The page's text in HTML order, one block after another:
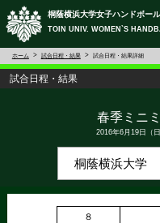
桐蔭横浜大学女子ハンドボー
TOIN UNIV. WOMEN`S
ホーム 試合日程・結果 試合日程・結果詳細
試合日程・結果
春季ミニ
2016年6月19日（
桐蔭横浜大学
８